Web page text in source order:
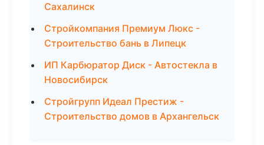
Сахалинск
Стройкомпания Премиум Люкс -
Строительство бань в Липецк
ИП Карбюратор Диск - Автостекла в
Новосибирск
Стройгрупп Идеал Престиж -
Строительство домов в Архангельск